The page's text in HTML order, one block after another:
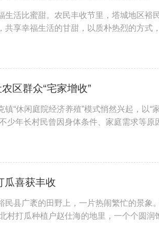
生活比蜜甜。农民丰收节里，塔城地区
共享幸福生活的甘甜，以质朴热烈的方
区群众“宅家增收”
镇“休闲庭院经济养殖”模式悄然兴起，以
少年长村民曾因身体条件、家庭需求等
瓜喜获丰收
民县广袤的田野上，一片热闹繁忙的景
村打瓜种植户赵仕海的地里，一个个圆